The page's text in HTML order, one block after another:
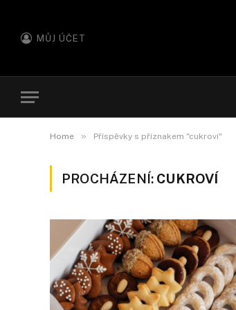
MŮJ ÚČET
Home » Příspěvky s příznakem "cukroví"
PROCHÁZENÍ: CUKROVÍ